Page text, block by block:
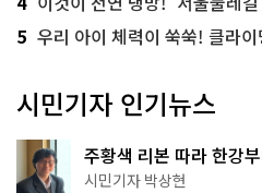
5 우리 아이 체력이 쑥쑥! 클라
시민기자 인기뉴스
주황색 리본 따라 한강
서울둘레길 15코스
시민기자 박상현